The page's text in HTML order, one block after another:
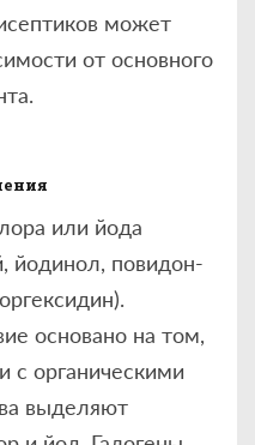
может
от основного
или йода
йодинол, повидон-
основано на том,
с органическими
выделяют